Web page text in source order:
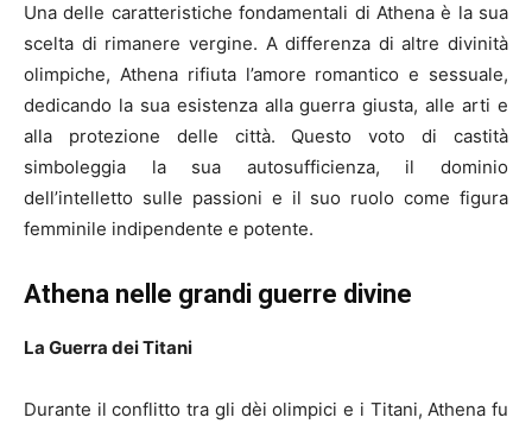
Una delle caratteristiche fondamentali di Athena è la sua
scelta di rimanere vergine. A differenza di altre divinità
olimpiche, Athena rifiuta l’amore romantico e sessuale,
dedicando la sua esistenza alla guerra giusta, alle arti e
alla protezione delle città. Questo voto di castità
simboleggia la sua autosufficienza, il dominio
dell’intelletto sulle passioni e il suo ruolo come figura
femminile indipendente e potente.
Athena nelle grandi guerre divine
La Guerra dei Titani
Durante il conflitto tra gli dèi olimpici e i Titani, Athena fu